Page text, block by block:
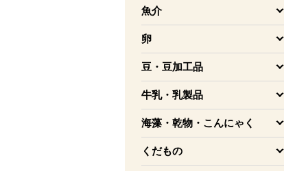
魚介
を開く
卵
を開く
豆・豆加工品
を開く
牛乳・乳製品
を開く
海藻・乾物・こんにゃく
を開く
くだもの
を開く